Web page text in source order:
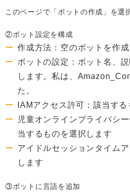
このページで「ボットの作成」を選
②ボット設定を構成
作成方法：空のボットを作
ボットの設定：ボット名、
します。私は、
た。
IAMアクセス許可：該当す
児童オンラインプライバシ
当するものを選択します
アイドルセッションタイム
します
③ボットに言語を追加